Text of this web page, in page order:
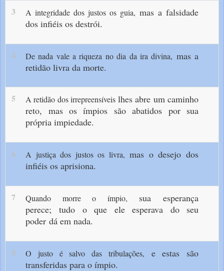
3 A integridade dos justos os guia, mas a falsidade
dos infiéis os destrói.
4 De nada vale a riqueza no dia da ira divina, mas a
retidão livra da morte.
5 A retidão dos irrepreensíveislhes abre um caminho
reto,mas os ímpios são abatidos por sua
própria impiedade.
6 A justiça dos justos os livra,mas o desejo dos
infiéis os aprisiona.
7 Quando morre o ímpio, sua esperança
perece;tudo o que ele esperava do seu
poder dá em nada.
8 O justo é salvo das tribulações, e estas são
transferidas para o ímpio.